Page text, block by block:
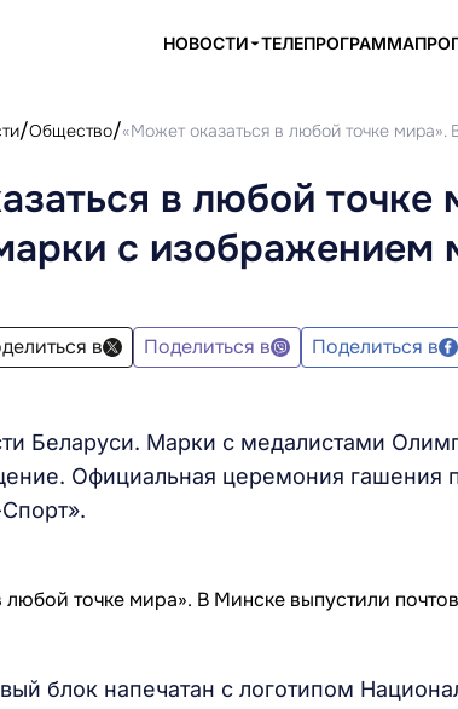
НОВОСТИ ТЕЛЕПРОГРАММА
Общество «Может оказаться в любой точке
в любой
с изображением
в Поделиться в Поделиться в
Беларуси. Марки с медалистами
Официальная церемония
блок напечатан с логотипом